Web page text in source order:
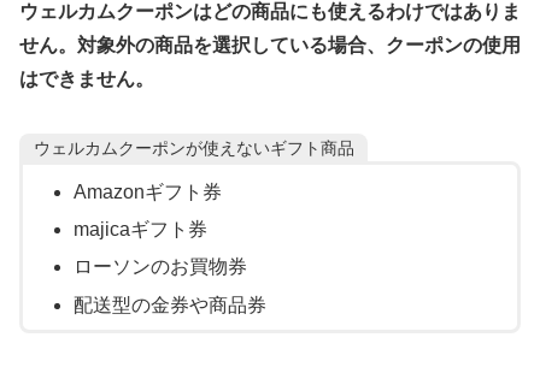
ウェルカムクーポンはどの商品にも使えるわけではありま
せん。対象外の商品を選択している場合、クーポンの使用
はできません。
ウェルカムクーポンが使えないギフト商品
Amazonギフト券
majicaギフト券
ローソンのお買物券
配送型の金券や商品券